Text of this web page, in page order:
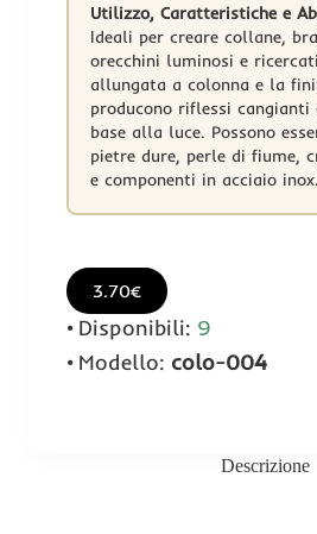
Utilizzo, Caratteristiche e
Ideali per creare collane,
orecchini luminosi e
allungata a colonna e la
producono riflessi cangianti
base alla luce. Possono
pietre dure, perle di fiume,
e componenti in acciaio inox.
3.70€
Disponibili: 9
Modello: colo-004
Descrizione